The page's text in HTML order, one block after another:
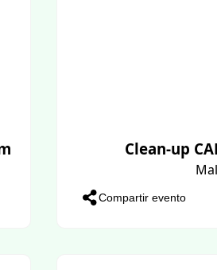
Clean-up
Compartir evento